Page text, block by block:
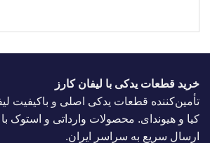
خرید قطعات یدکی با لیفان کارز
تأمین‌کننده قطعات یدکی اصلی و باکیفیت
کیا و هیوندای. محصولات وارداتی و استوک
ارسال سریع به سراسر ایران.